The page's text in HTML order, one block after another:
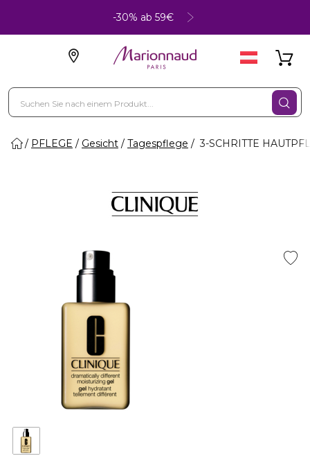
-30% ab 59€
PFLEGE Gesicht Tagespflege 3-SCHRITTE